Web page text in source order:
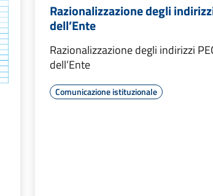
Razionalizzazione degli
dell’Ente
Razionalizzazione degli indirizzi
dell’Ente
Comunicazione istituzionale